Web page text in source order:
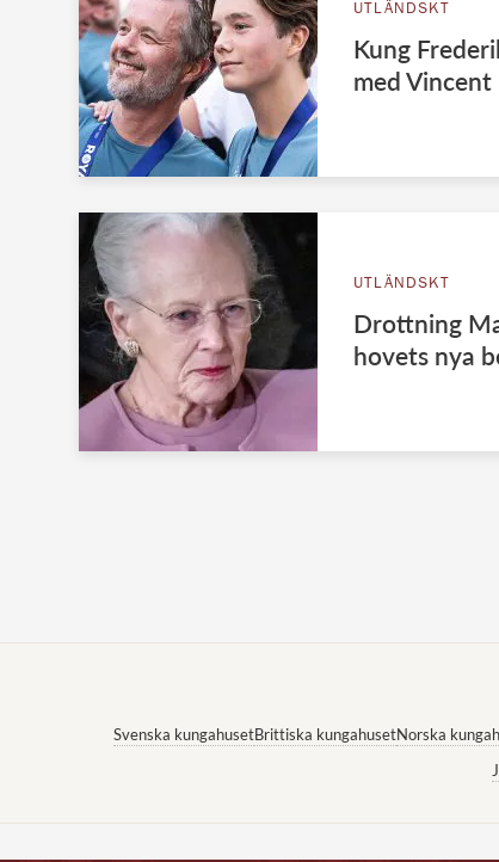
UTLÄNDSKT
Kung
med
UTLÄNDSKT
Drottning
hovets nya
Svenska kungahusetBrittiska kungahusetNorska